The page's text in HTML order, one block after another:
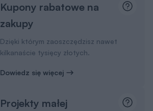
Kupony rabatowe na
zakupy
Dzięki którym zaoszczędzisz nawet
kilkanaście tysięcy złotych.
Dowiedz się więcej
Projekty małej